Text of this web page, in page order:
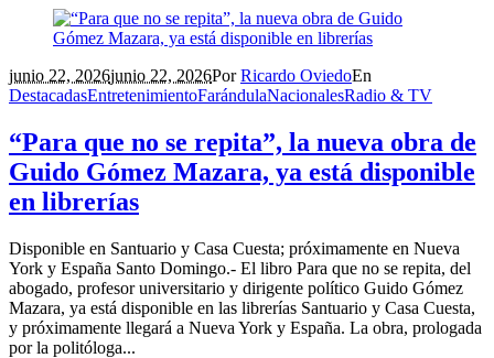
junio 22, 2026junio 22, 2026PorRicardo OviedoEn
DestacadasEntretenimientoFarándulaNacionalesRadio & TV
“Para que no se repita”, la nueva obra de
Guido Gómez Mazara, ya está disponible
en librerías
Disponible en Santuario y Casa Cuesta; próximamente en Nueva
York y España Santo Domingo.- El libro Para que no se repita, del
abogado, profesor universitario y dirigente político Guido Gómez
Mazara, ya está disponible en las librerías Santuario y Casa Cuesta,
y próximamente llegará a Nueva York y España. La obra, prologada
por la politóloga...